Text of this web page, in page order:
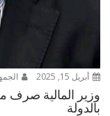
أبريل 15, 2025
وزير المالية صرف
بالدولة